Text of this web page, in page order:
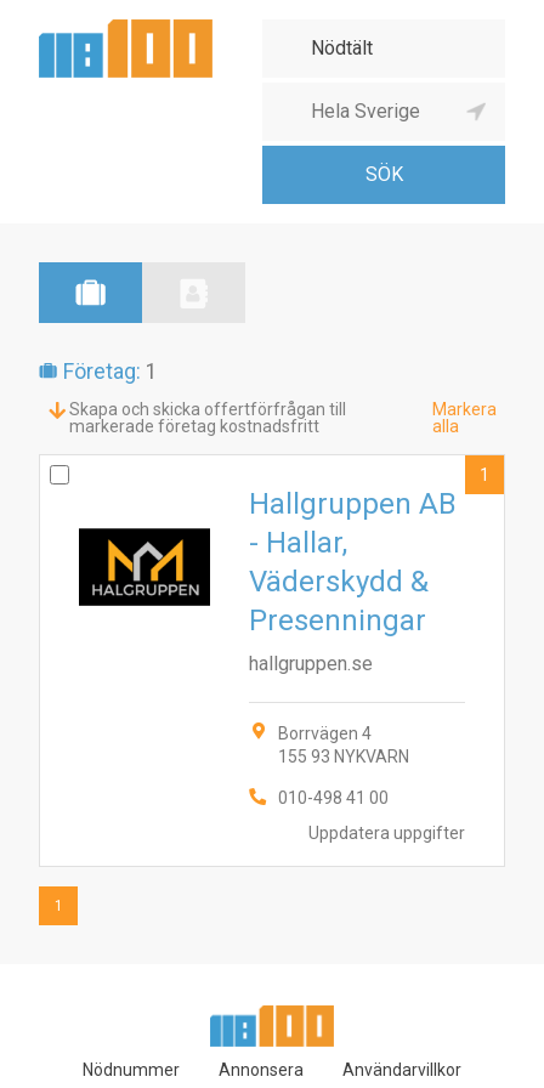
Företag: 1
Skapa och skicka offertförfrågan till
markerade företag kostnadsfritt
Markera
alla
Uppdatera uppgifter
Hallgruppen AB
- Hallar,
Väderskydd &
Presenningar
hallgruppen.se
Borrvägen 4
155 93 NYKVARN
010-498 41 00
1
1
Nödnummer Annonsera Användarvillkor